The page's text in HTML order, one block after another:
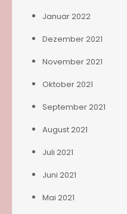
Januar 2022
Dezember 2021
November 2021
Oktober 2021
September 2021
August 2021
Juli 2021
Juni 2021
Mai 2021